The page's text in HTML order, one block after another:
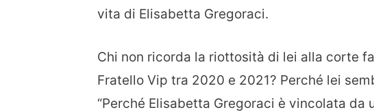
vita di Elisabetta Gregoraci.
Chi non ricorda la riottosità di lei alla corte
Fratello Vip tra 2020 e 2021? Perché lei
“Perché Elisabetta Gregoraci è vincolata